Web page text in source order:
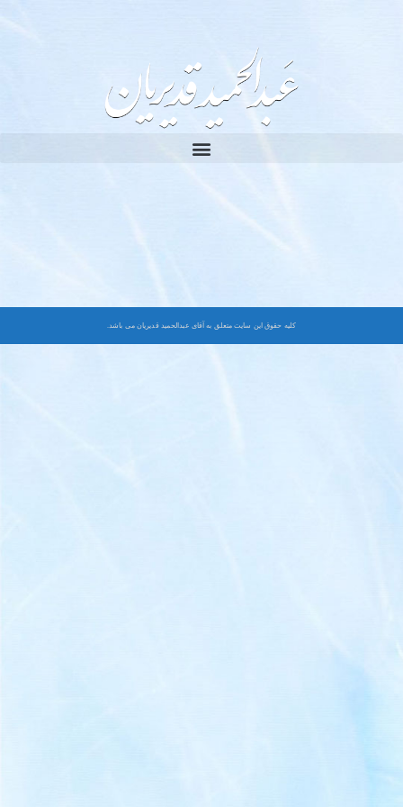
کلیه حقوق این سایت متعلق به آقای عبدالحمید قدیریان می باشد.